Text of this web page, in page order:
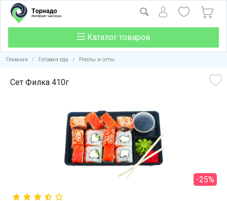
Каталог товаров
Главная / Готовая еда / Роллы и сеты
Сет Филка 410г
-25%